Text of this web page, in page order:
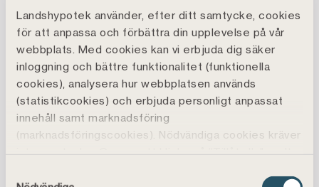
Landshypotek använder, efter ditt samtycke, cookies
för att anpassa och förbättra din upplevelse på vår
webbplats. Med cookies kan vi erbjuda dig säker
inloggning och bättre funktionalitet (funktionella
cookies), analysera hur webbplatsen används
(statistikcookies) och erbjuda personligt anpassat
innehåll samt marknadsföring
(marknadsföringscookies). Nödvändiga cookies kräver
inte samtycke. Genom att klicka på ”Tillåt alla" godtar
Pionjärer på biogas
Syskonen är de första lantbrukarna på Gotland som
producerar el från en egen biogasanläggning.
Anläggningen byggdes 2024 och togs i drift 2025.
Under fjolåret producerade den 350 000 kWh el.
energisystem. Vintertid värmer spillvärmen